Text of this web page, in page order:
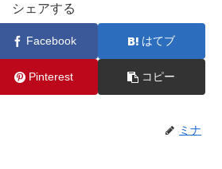
シェアする
Facebook はてブ
Pinterest コピー
ミナ